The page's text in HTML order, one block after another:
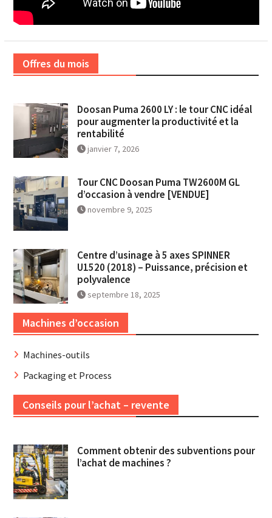
Offres du mois
Doosan Puma 2600 LY : le tour CNC idéal
pour augmenter la productivité et la
rentabilité
janvier 7, 2026
Tour CNC Doosan Puma TW2600M GL
d’occasion à vendre [VENDUE]
novembre 9, 2025
Centre d’usinage à 5 axes SPINNER
U1520 (2018) – Puissance, précision et
polyvalence
septembre 18, 2025
Machines d’occasion
Machines-outils
Packaging et Process
Conseils pour l’achat – revente
Comment obtenir des subventions pour
l’achat de machines ?